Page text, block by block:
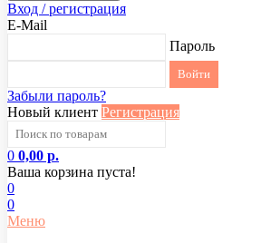
Вход / регистрация
E-Mail
Пароль
Забыли пароль?
Новый клиент Регистрация
0 0,00 р.
Ваша корзина пуста!
0
0
Меню